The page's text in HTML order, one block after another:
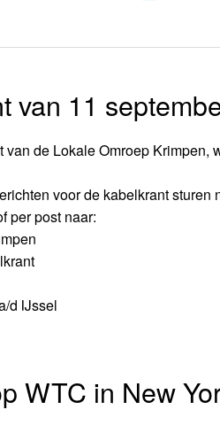
van 11
van de Lokale Omroep
voor de kabelkrant sturen
per post naar:
d IJssel
WTC in New